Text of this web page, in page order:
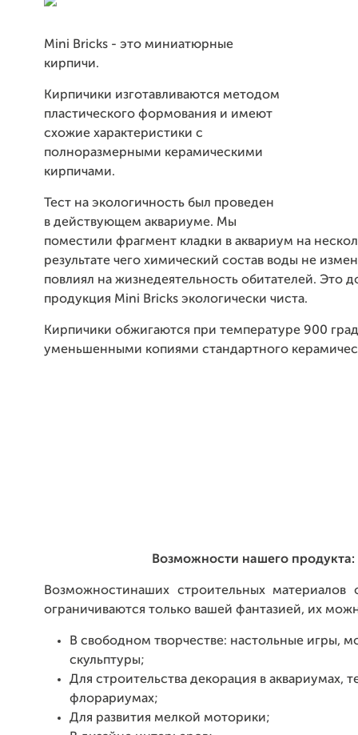
Mini Bricks - это миниатюрные
кирпичи.
Кирпичики изготавливаются методом
пластического формования и имеют
схожие характеристики с
полноразмерными керамическими
кирпичами.
Тест на экологичность был проведен
в действующем аквариуме. Мы
поместили фрагмент кладки в аквариум на
результате чего химический состав воды не
повлиял на жизнедеятельность обитателей. Это
продукция Mini Bricks экологически чиста.
Кирпичики обжигаются при температуре 900
уменьшенными копиями стандартного
Возможности нашего продукта:
Возможностинаших строительных
ограничиваются только вашей фантазией, их
В свободном творчестве: настольные игры,
скульптуры;
Для строительства декорация в аквариумах,
флорариумах;
Для развития мелкой моторики;